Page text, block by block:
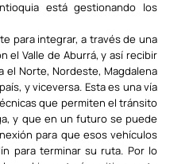
está gestionando los
para integrar, a través de una
el Valle de Aburrá, y así recibir
Norte, Nordeste, Magdalena
y viceversa. Esta es una vía
que permiten el tránsito
y que en un futuro se puede
para que esos vehículos
para terminar su ruta. Por lo